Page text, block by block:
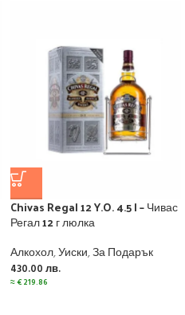
Chivas Regal 12 Y.O. 4.5 l – Чивас
Регал 12 г люлка
Алкохол,Уиски,За Подарък
430.00 лв.
≈€219.86